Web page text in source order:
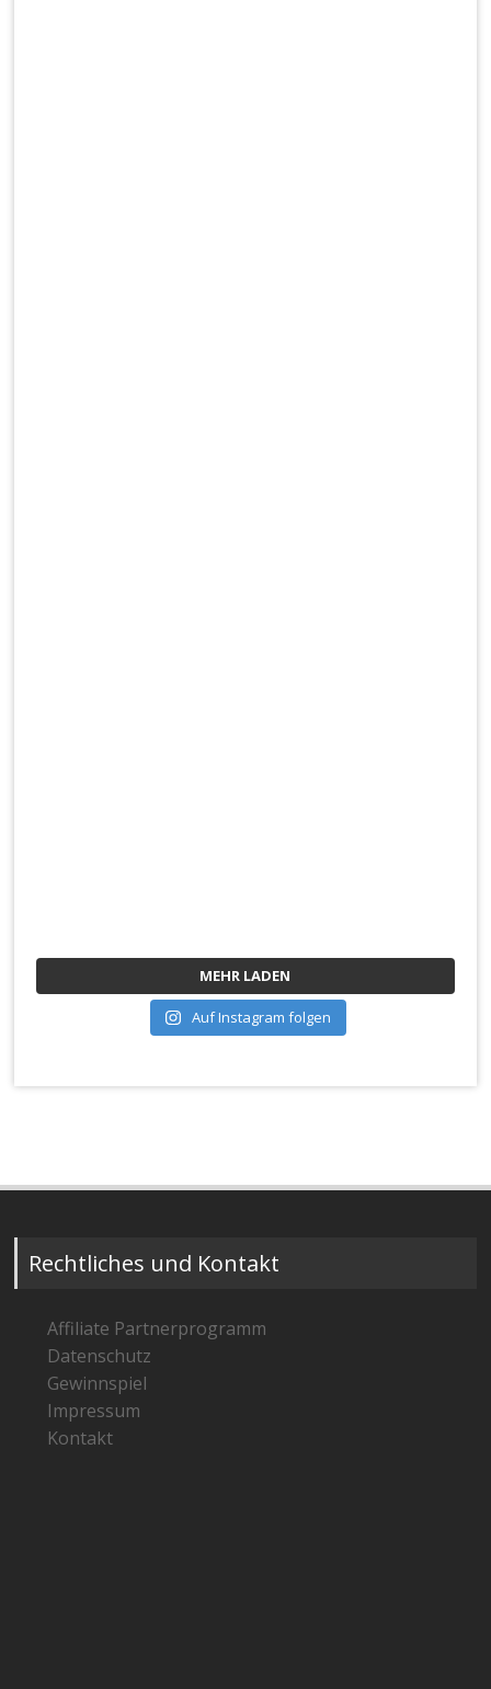
MEHR LADEN
Auf Instagram folgen
Rechtliches und Kontakt
Affiliate Partnerprogramm
Datenschutz
Gewinnspiel
Impressum
Kontakt